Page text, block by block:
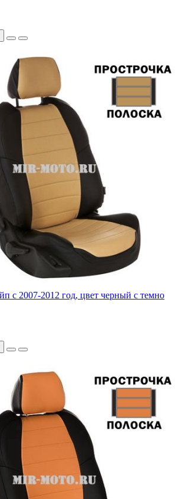
с 2007-2012 год, цвет черный с темно